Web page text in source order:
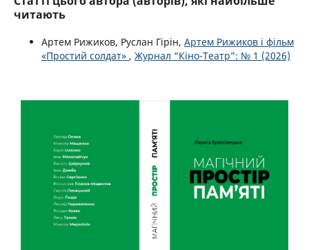
читають
Артем Рижиков, Руслан Гірін, Артем Рижиков і фільм
«Простий солдат» , Журнал “Кіно-Театр”: № 1 (2026)